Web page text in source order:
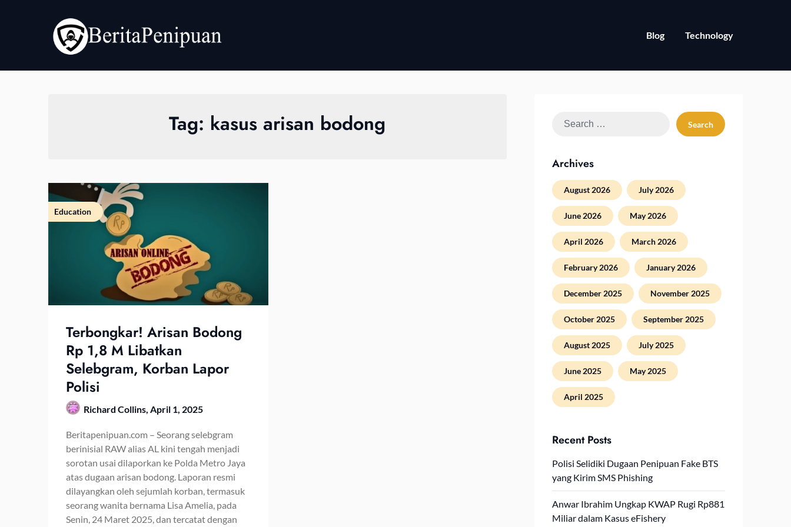
Blog Technology
Tag: kasus arisan bodong
Education
Terbongkar! Arisan Bodong
Rp 1,8 M Libatkan
Selebgram, Korban Lapor
Polisi
Richard Collins, April 1, 2025
Beritapenipuan.com – Seorang selebgram
berinisial RAW alias AL kini tengah menjadi
sorotan usai dilaporkan ke Polda Metro Jaya
atas dugaan arisan bodong. Laporan resmi
dilayangkan oleh sejumlah korban, termasuk
seorang wanita bernama Lisa Amelia, pada
Senin, 24 Maret 2025, dan tercatat dengan
Search
Archives
August 2026 July 2026
June 2026 May 2026
April 2026 March 2026
February 2026 January 2026
December 2025 November 2025
October 2025 September 2025
August 2025 July 2025
June 2025 May 2025
April 2025
Recent Posts
Polisi Selidiki Dugaan Penipuan Fake BTS
yang Kirim SMS Phishing
Anwar Ibrahim Ungkap KWAP Rugi Rp881
Miliar dalam Kasus eFishery